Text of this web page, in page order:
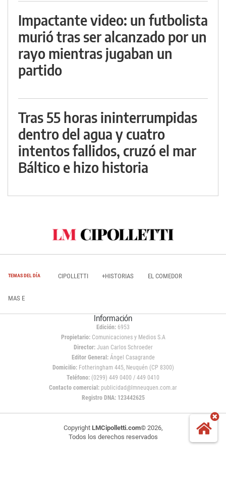
Impactante video: un futbolista
murió tras ser alcanzado por un
rayo mientras jugaban un
partido
Tras 55 horas ininterrumpidas
dentro del agua y cuatro
intentos fallidos, cruzó el mar
Báltico e hizo historia
TEMAS DEL DÍA CIPOLLETTI +HISTORIAS EL COMEDOR
MAS E
Información
Edición: 6953
Propietario:Comunicaciones y Medios S.A
Director: Juan Carlos Schroeder
Editor General:Ángel Casagrande
Domicilio:Fotheringham 445, Neuquén (CP 8300)
Teléfono: (0299) 449 0400 / 449 0410
Contacto comercial: publicidad@lmneuquen.com.ar
Registro DNA: 123442625
Copyright LMCipolletti.com© 2026,
Todos los derechos reservados